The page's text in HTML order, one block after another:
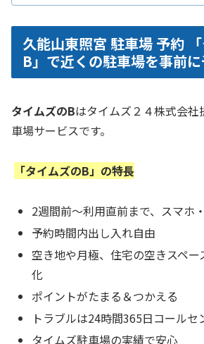
久能山東照宮 駐車場 予約
B」で近くの駐車場を事前に
タイムズのBはタイムズ２４株式会
車場サービスです。
「タイムズのB」の特長
2週間前～利用直前まで、スマホ
予約時間内出し入れ自由
空き地や月極、住宅の空きスペ
化
ポイントがたまる＆つかえる
トラブルは24時間365日コールセ
タイムズ駐車場の実績で安心